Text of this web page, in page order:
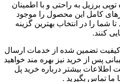
توپی برزیل به راحتی و با اطمینان
کامل این محصول را موجود
شما را در انتخاب بهترین گزینه
کنند.
کیفیت تضمین شده از خدمات ارسال
پس از خرید نیز بهره ‌مند خواهید
بیشتر درباره خرید پل
ما تماس بگیرید .